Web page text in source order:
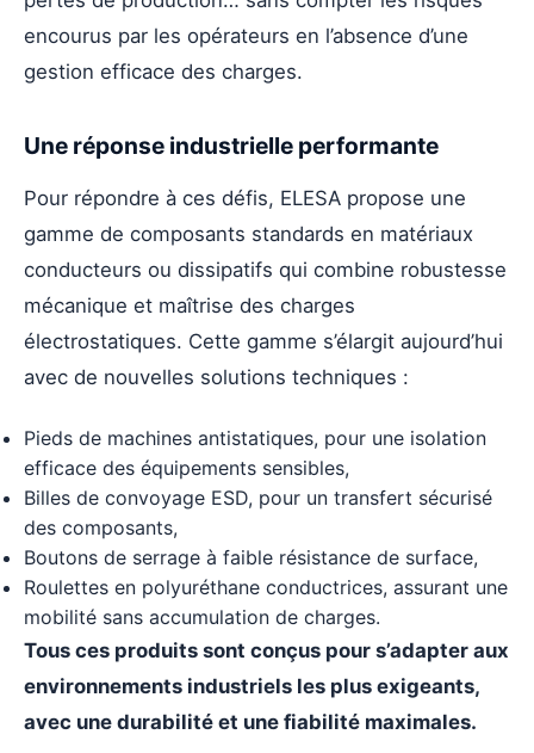
encourus par les opérateurs en l’absence d’une
gestion efficace des charges.
Une réponse industrielle performante
Pour répondre à ces défis, ELESA propose une
gamme de composants standards en matériaux
conducteurs ou dissipatifs qui combine robustesse
mécanique et maîtrise des charges
électrostatiques. Cette gamme s’élargit aujourd’hui
avec de nouvelles solutions techniques :
Pieds de machines antistatiques, pour une isolation
efficace des équipements sensibles,
Billes de convoyage ESD, pour un transfert sécurisé
des composants,
Boutons de serrage à faible résistance de surface,
Roulettes en polyuréthane conductrices, assurant une
mobilité sans accumulation de charges.
Tous ces produits sont conçus pour s’adapter aux
environnements industriels les plus exigeants,
avec une durabilité et une fiabilité maximales.